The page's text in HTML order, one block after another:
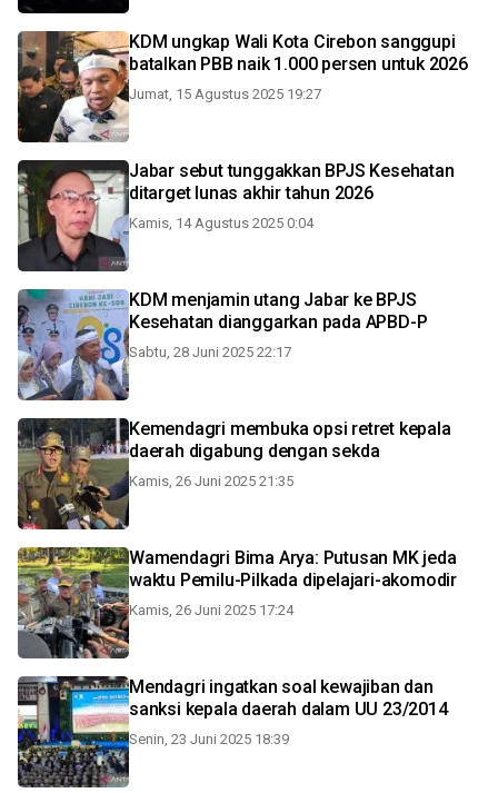
KDM ungkap Wali Kota Cirebon sanggupi
batalkan PBB naik 1.000 persen untuk 2026
Jumat, 15 Agustus 2025 19:27
Jabar sebut tunggakkan BPJS Kesehatan
ditarget lunas akhir tahun 2026
Kamis, 14 Agustus 2025 0:04
KDM menjamin utang Jabar ke BPJS
Kesehatan dianggarkan pada APBD-P
Sabtu, 28 Juni 2025 22:17
Kemendagri membuka opsi retret kepala
daerah digabung dengan sekda
Kamis, 26 Juni 2025 21:35
Wamendagri Bima Arya: Putusan MK jeda
waktu Pemilu-Pilkada dipelajari-akomodir
Kamis, 26 Juni 2025 17:24
Mendagri ingatkan soal kewajiban dan
sanksi kepala daerah dalam UU 23/2014
Senin, 23 Juni 2025 18:39